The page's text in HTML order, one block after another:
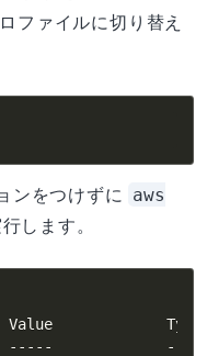
ファイルに切り替え
ンをつけずに
aws
します。
Type
----